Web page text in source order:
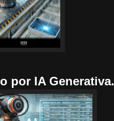
por IA Generativa.